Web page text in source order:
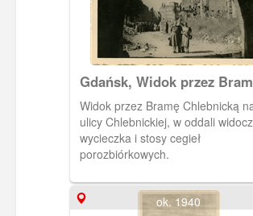
Gdańsk, Widok przez
Chlebnicką na ulicę
Widok przez Bramę Chlebnicką
ulicy Chlebnickiej, w oddali
wycieczka i stosy cegieł
porozbiórkowych.
ok. 1940